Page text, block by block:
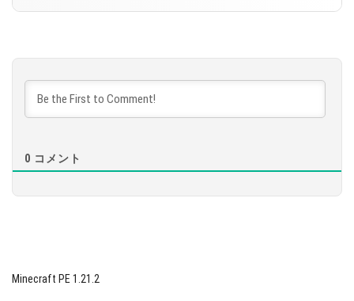
ペンを使った本に表示されない文字が修正され
0 コメント
Minecraft PE 1.21.2